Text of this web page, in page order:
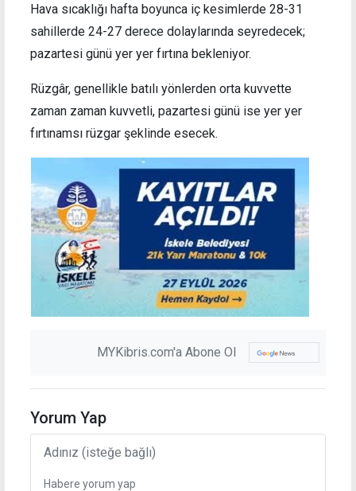
Hava sıcaklığı hafta boyunca iç kesimlerde 28-31
sahillerde 24-27 derece dolaylarında seyredecek;
pazartesi günü yer yer fırtına bekleniyor.
Rüzgâr, genellikle batılı yönlerden orta kuvvette
zaman zaman kuvvetli, pazartesi günü ise yer yer
fırtınamsı rüzgar şeklinde esecek.
MYKibris.com'a Abone Ol
Yorum Yap